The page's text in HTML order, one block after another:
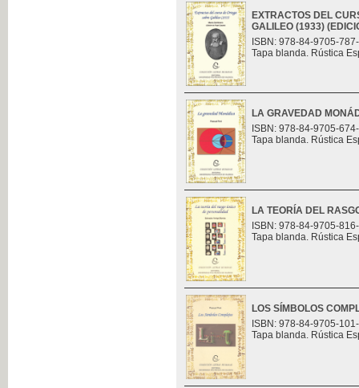
EXTRACTOS DEL
GALILEO (1933)
ISBN: 978-84-9705-
Tapa blanda. Rústica
LA GRAVEDAD
ISBN: 978-84-9705-
Tapa blanda. Rústica
LA TEORÍA DEL
ISBN: 978-84-9705-
Tapa blanda. Rústica
LOS SÍMBOLOS
ISBN: 978-84-9705-
Tapa blanda. Rústica